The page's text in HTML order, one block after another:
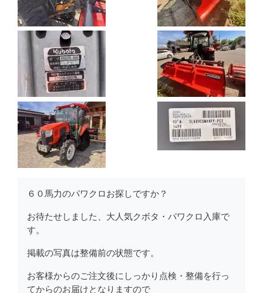
６０馬力のパワクロお探しですか？
お待たせしました、大人気クボタ・パワクロ入庫で
す。
掲載の写真は整備前の状態です。
お客様からのご注文後にしっかり点検・整備を行っ
てからのお届けとなりますので